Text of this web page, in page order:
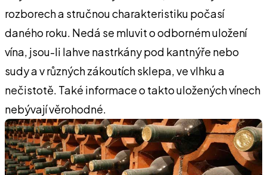
rozborech a stručnou charakteristiku počasí
daného roku. Nedá se mluvit o odborném uložení
vína, jsou-li lahve nastrkány pod kantnýře nebo
sudy a v různých zákoutích sklepa, ve vlhku a
nečistotě. Také informace o takto uložených vínech
nebývají věrohodné.